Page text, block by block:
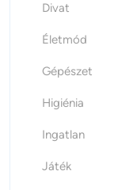
Divat
Életmód
Gépészet
Higiénia
Ingatlan
Játék